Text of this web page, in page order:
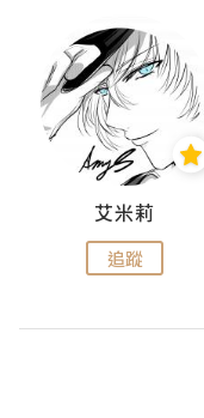
艾米莉
追蹤